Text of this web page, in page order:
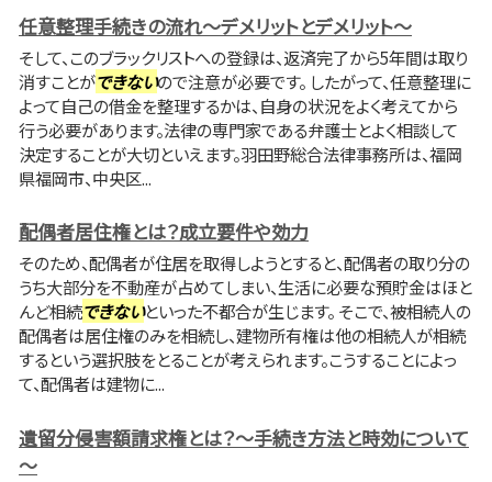
任意整理手続きの流れ～デメリットとデメリット～
そして、このブラックリストへの登録は、返済完了から5年間は取り
消すことができないので注意が必要です。 したがって、任意整理に
よって自己の借金を整理するかは、自身の状況をよく考えてから
行う必要があります。法律の専門家である弁護士とよく相談して
決定することが大切といえます。羽田野総合法律事務所は、福岡
県福岡市、中央区...
配偶者居住権とは？成立要件や効力
そのため、配偶者が住居を取得しようとすると、配偶者の取り分の
うち大部分を不動産が占めてしまい、生活に必要な預貯金はほと
んど相続できないといった不都合が生じます。 そこで、被相続人の
配偶者は居住権のみを相続し、建物所有権は他の相続人が相続
するという選択肢をとることが考えられます。こうすることによっ
て、配偶者は建物に...
遺留分侵害額請求権とは？～手続き方法と時効について
～